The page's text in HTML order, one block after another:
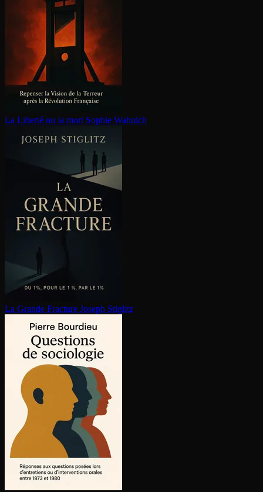
La Liberté ou la mort Sophie Wahnich
La Grande Fracture Joseph Stiglitz